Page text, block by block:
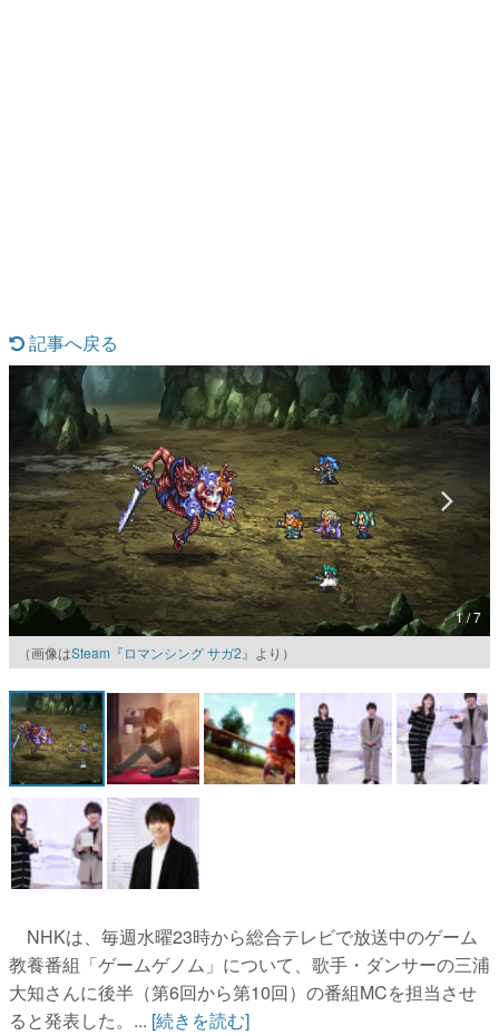
特集記事
マンガ
女性向け
アプリレビュー
その他
電ファミニコゲーマーとは？
運営：株式会社マレ
記事へ戻る
1 / 7
（画像はSteam『ロマンシング サガ2』 より）
NHKは、毎週水曜23時から総合テレビで放送中のゲーム
教養番組「ゲームゲノム」について、歌手・ダンサーの三浦
大知さんに後半（第6回から第10回）の番組MCを担当させ
ると発表した。... [続きを読む]